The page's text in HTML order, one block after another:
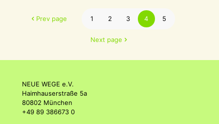
Prev page 1 2 3 4 5
Next page
NEUE WEGE e.V.
Haimhauserstraße 5a
80802 München
+49 89 386673 0